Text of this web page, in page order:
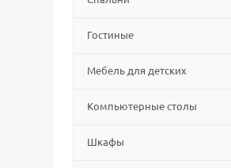
Гостиные
Мебель для детских
Компьютерные столы
Шкафы